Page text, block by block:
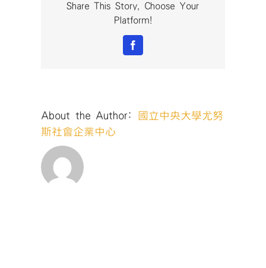
Share This Story, Choose Your
Platform!
Facebook
About the Author:
國立中央大學尤努
斯社會企業中心